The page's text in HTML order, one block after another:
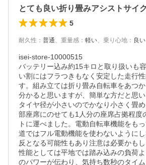
5
耐久性 ： 普通、 重量感 ： 軽い、 乗り心地 ： 良い
isei-store-10000515
バッテリー込み約15キロと取り扱いも
い割にはフラつきもなく安定した走行
す。組み立ては折り畳み自転車をあつ
分かると思いますが、簡単な方だと思い
タイヤ径が小さいのでかなり小さく畳
部座席にのせても1人分の座席占拠程度
トに運べました。電動自転車機能をも
道ではフル電動機能を使わないように
反となる可能性もあり注意は必要かも
性能としては平地では踏み込みの負荷
のパワーが伝わり、気持ち数秒のタイ